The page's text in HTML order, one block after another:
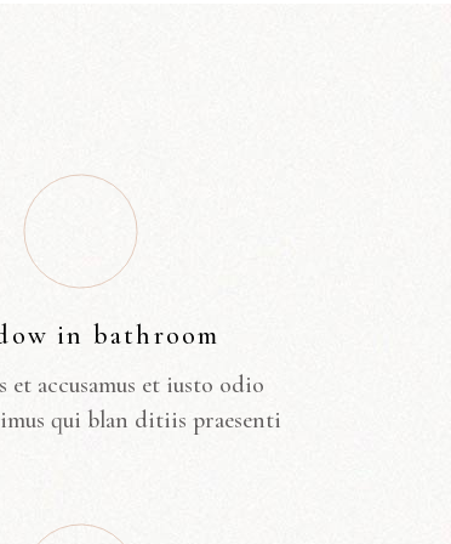
in bathroom
et accusamus et iusto odio
qui blan ditiis praesenti